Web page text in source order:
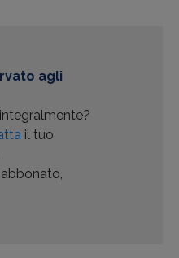
agli
il tuo